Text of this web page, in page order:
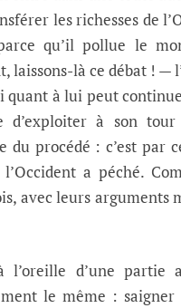
les richesses de
qu’il pollue le
laissons-là ce débat ! —
quant à lui peut
à son tour
procédé : c’est par
a péché.
avec leurs arguments
d’une partie
le même : saigner